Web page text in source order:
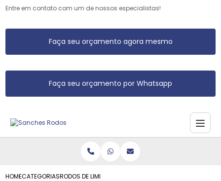
Entre em contato com um de nossos especialistas!
Faça seu orçamento agora mesmo
Faça seu orçamento por Whatsapp
HOMECATEGORIASRODOS DE LIMPEZA